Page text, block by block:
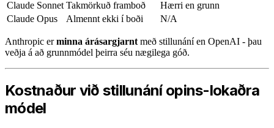
Claude Sonnet Takmörkuð framboð
Hærri en grunn
Claude Opus
Almennt ekki í boði N/A
Anthropic erminna árásargjarnt með stillunání en OpenAI - þau
veðja á að grunnmódel þeirra séu nægilega góð.
Kostnaður við stillunání opins-lokaðra
módel